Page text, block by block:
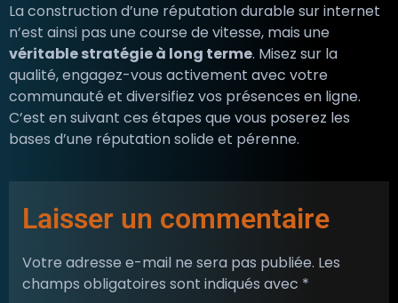
La construction d’une réputation durable sur internet
n’est ainsi pas une course de vitesse, mais une
véritable stratégie à long terme. Misez sur la
qualité, engagez-vous activement avec votre
communauté et diversifiez vos présences en ligne.
C’est en suivant ces étapes que vous poserez les
bases d’une réputation solide et pérenne.
Laisser un commentaire
Votre adresse e-mail ne sera pas publiée. Les
champs obligatoires sont indiqués avec *